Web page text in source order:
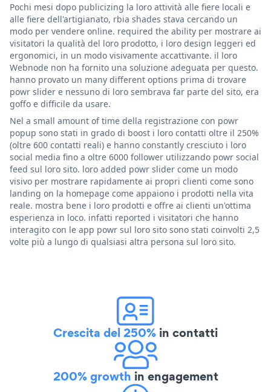
Pochi mesi dopo publicizing la loro attività alle fiere locali e
alle fiere dell'artigianato, rbia shades stava cercando un
modo per vendere online. required the ability per mostrare ai
visitatori la qualità del loro prodotto, i loro design leggeri ed
ergonomici, in un modo visivamente accattivante. il loro
Webnode non ha fornito una soluzione adeguata per questo.
hanno provato un many different options prima di trovare
powr slider e nessuno di loro sembrava far parte del sito, era
goffo e difficile da usare.
Nel a small amount of time della registrazione con powr
popup sono stati in grado di boost i loro contatti oltre il 250%
(oltre 600 contatti reali) e hanno constantly cresciuto i loro
social media fino a oltre 6000 follower utilizzando powr social
feed sul loro sito. loro added powr slider come un modo
visivo per mostrare rapidamente ai propri clienti come sono
landing on la homepage come appaiono i prodotti nella vita
reale. mostra bene i loro prodotti e offre ai clienti un'ottima
esperienza in loco. infatti reported i visitatori che hanno
interagito con le app powr sul loro sito sono stati coinvolti 2,5
volte più a lungo di qualsiasi altra persona sul loro sito.
Crescita del 250% in contatti
200% growth in engagement